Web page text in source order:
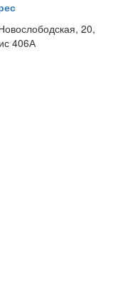
20,
406А